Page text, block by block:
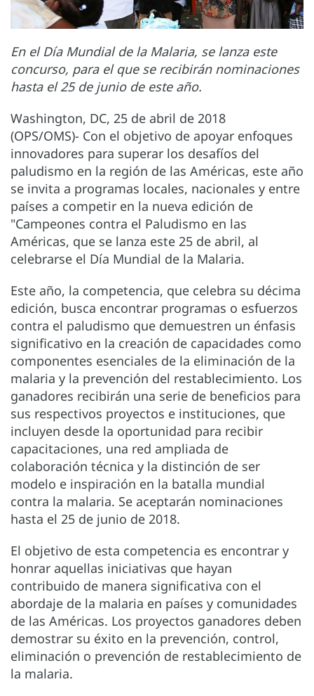
En el Día Mundial de la Malaria, se lanza este
concurso, para el que se recibirán nominaciones
hasta el 25 de junio de este año.
Washington, DC, 25 de abril de 2018
(OPS/OMS)- Con el objetivo de apoyar enfoques
innovadores para superar los desafíos del
paludismo en la región de las Américas, este año
se invita a programas locales, nacionales y entre
países a competir en la nueva edición de
"Campeones contra el Paludismo en las
Américas, que se lanza este 25 de abril, al
celebrarse el Día Mundial de la Malaria.
Este año, la competencia, que celebra su décima
edición, busca encontrar programas o esfuerzos
contra el paludismo que demuestren un énfasis
significativo en la creación de capacidades como
componentes esenciales de la eliminación de la
malaria y la prevención del restablecimiento. Los
ganadores recibirán una serie de beneficios para
sus respectivos proyectos e instituciones, que
incluyen desde la oportunidad para recibir
capacitaciones, una red ampliada de
colaboración técnica y la distinción de ser
modelo e inspiración en la batalla mundial
contra la malaria. Se aceptarán nominaciones
hasta el 25 de junio de 2018.
El objetivo de esta competencia es encontrar y
honrar aquellas iniciativas que hayan
contribuido de manera significativa con el
abordaje de la malaria en países y comunidades
de las Américas. Los proyectos ganadores deben
demostrar su éxito en la prevención, control,
eliminación o prevención de restablecimiento de
la malaria.